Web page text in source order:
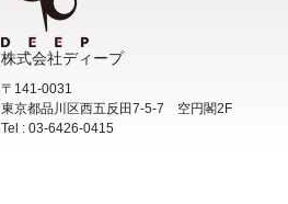
株式会社ディープ
〒141-0031
東京都品川区西五反田7-5-7 空円閣2F
Tel : 03-6426-0415